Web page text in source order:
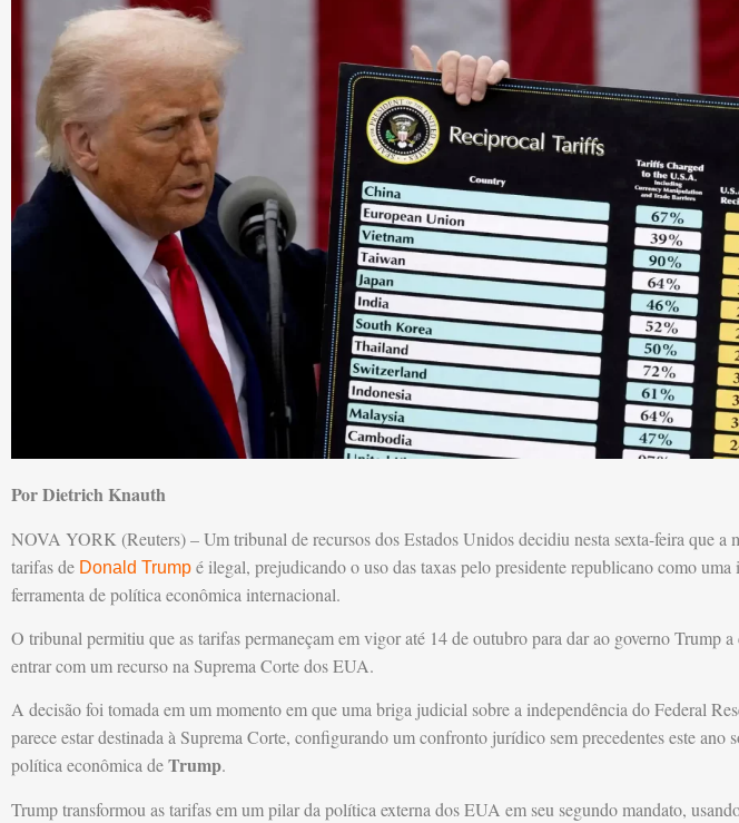
Por Dietrich Knauth
NOVA YORK (Reuters) – Um tribunal de recursos dos Estados Unidos decidiu nesta sexta-feira que a
tarifas de Donald Trump é ilegal, prejudicando o uso das taxas pelo presidente republicano como uma
ferramenta de política econômica internacional.
O tribunal permitiu que as tarifas permaneçam em vigor até 14 de outubro para dar ao governo Trump a
entrar com um recurso na Suprema Corte dos EUA.
A decisão foi tomada em um momento em que uma briga judicial sobre a independência do Federal
parece estar destinada à Suprema Corte, configurando um confronto jurídico sem precedentes este ano
política econômica deTrump.
Trump transformou as tarifas em um pilar da política externa dos EUA em seu segundo mandato,